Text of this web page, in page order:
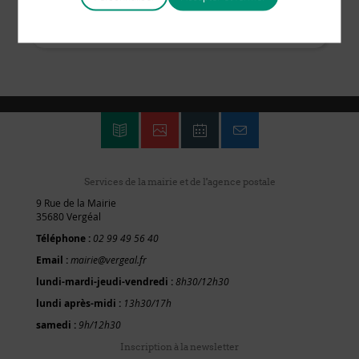
Services de la mairie et de l'agence postale
9 Rue de la Mairie
35680 Vergéal
Téléphone : 02 99 49 56 40
Email :mairie@vergeal.fr
lundi-mardi-jeudi-vendredi :8h30/12h30
lundi après-midi : 13h30/17h
samedi : 9h/12h30
Inscription à la newsletter